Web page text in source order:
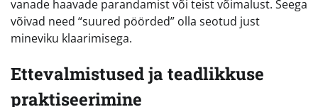
vanade haavade parandamist või teist võimalust. Seega
võivad need “suured pöörded” olla seotud just
mineviku klaarimisega.
Ettevalmistused ja teadlikkuse
praktiseerimine